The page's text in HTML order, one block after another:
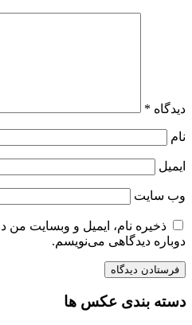
دیدگاه *
نام
ایمیل
وب‌ سایت
ذخیره نام، ایمیل و وبسایت من
دوباره دیدگاهی می‌نویسم.
دسته بندی عکس ها